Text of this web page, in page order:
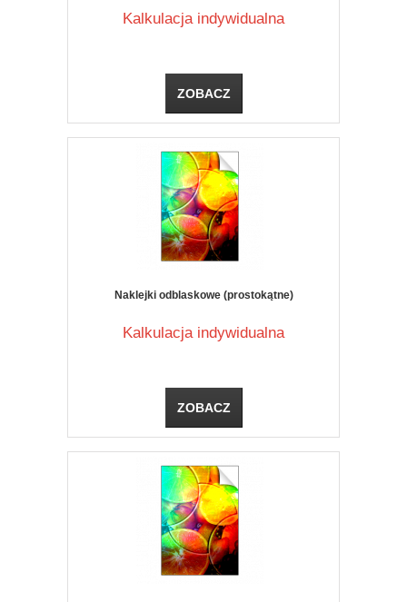
Kalkulacja indywidualna
ZOBACZ
Naklejki odblaskowe (prostokątne)
Kalkulacja indywidualna
ZOBACZ